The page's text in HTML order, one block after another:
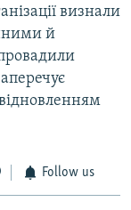
визнали
й
Follow us